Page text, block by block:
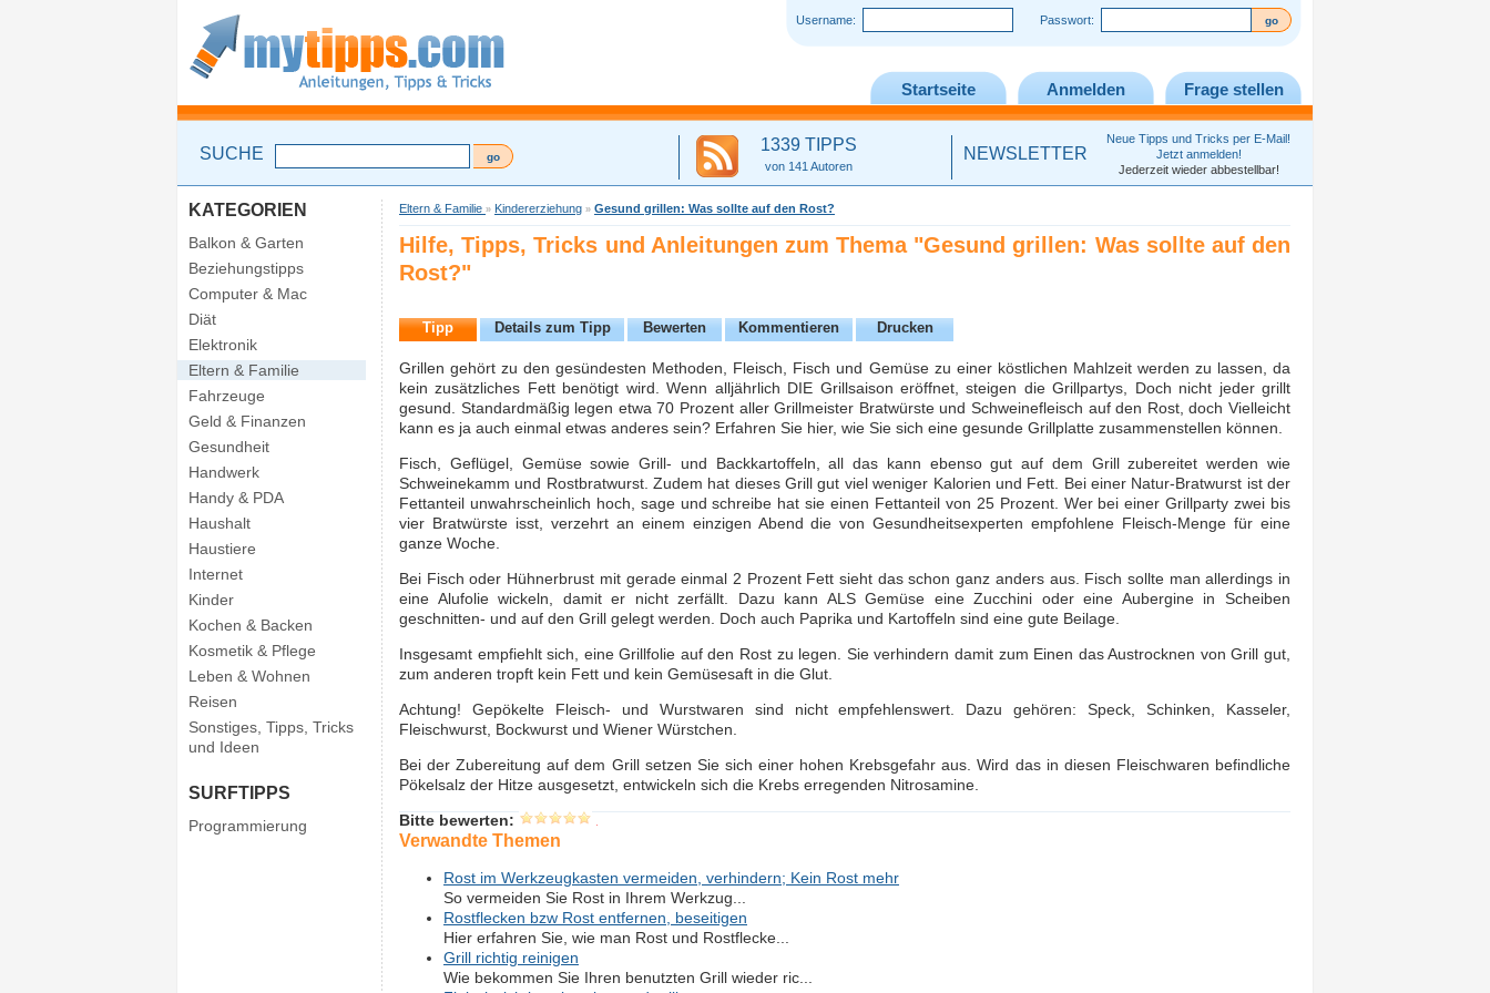
Username: Passwort:
Startseite Anmelden Frage stellen
SUCHE 1339 TIPPS
von 141 Autoren
NEWSLETTER
Neue Tipps und Tricks per E-Mail!
Jetzt anmelden!
Jederzeit wieder abbestellbar!
Eltern & Familie » Kindererziehung » Gesund grillen: Was sollte auf den Rost?
Hilfe, Tipps, Tricks und Anleitungen zum Thema "Gesund grillen: Was sollte auf den
Rost?"
Tipp Details zum Tipp Bewerten Kommentieren Drucken
Grillen gehört zu den gesündesten Methoden, Fleisch, Fisch und Gemüse zu einer köstlichen Mahlzeit werden zu lassen, da
kein zusätzliches Fett benötigt wird. Wenn alljährlich DIE Grillsaison eröffnet, steigen die Grillpartys, Doch nicht jeder grillt
gesund. Standardmäßig legen etwa 70 Prozent aller Grillmeister Bratwürste und Schweinefleisch auf den Rost, doch Vielleicht
kann es ja auch einmal etwas anderes sein? Erfahren Sie hier, wie Sie sich eine gesunde Grillplatte zusammenstellen können.
Fisch, Geflügel, Gemüse sowie Grill- und Backkartoffeln, all das kann ebenso gut auf dem Grill zubereitet werden wie
Schweinekamm und Rostbratwurst. Zudem hat dieses Grill gut viel weniger Kalorien und Fett. Bei einer Natur-Bratwurst ist der
Fettanteil unwahrscheinlich hoch, sage und schreibe hat sie einen Fettanteil von 25 Prozent. Wer bei einer Grillparty zwei bis
vier Bratwürste isst, verzehrt an einem einzigen Abend die von Gesundheitsexperten empfohlene Fleisch-Menge für eine
ganze Woche.
Bei Fisch oder Hühnerbrust mit gerade einmal 2 Prozent Fett sieht das schon ganz anders aus. Fisch sollte man allerdings in
eine Alufolie wickeln, damit er nicht zerfällt. Dazu kann ALS Gemüse eine Zucchini oder eine Aubergine in Scheiben
geschnitten- und auf den Grill gelegt werden. Doch auch Paprika und Kartoffeln sind eine gute Beilage.
Insgesamt empfiehlt sich, eine Grillfolie auf den Rost zu legen. Sie verhindern damit zum Einen das Austrocknen von Grill gut,
zum anderen tropft kein Fett und kein Gemüsesaft in die Glut.
Achtung! Gepökelte Fleisch- und Wurstwaren sind nicht empfehlenswert. Dazu gehören: Speck, Schinken, Kasseler,
Fleischwurst, Bockwurst und Wiener Würstchen.
Bei der Zubereitung auf dem Grill setzen Sie sich einer hohen Krebsgefahr aus. Wird das in diesen Fleischwaren befindliche
Pökelsalz der Hitze ausgesetzt, entwickeln sich die Krebs erregenden Nitrosamine.
Bitte bewerten:
Verwandte Themen
Rost im Werkzeugkasten vermeiden, verhindern; Kein Rost mehr
So vermeiden Sie Rost in Ihrem Werkzug...
Rostflecken bzw Rost entfernen, beseitigen
Hier erfahren Sie, wie man Rost und Rostflecke...
Grill richtig reinigen
Wie bekommen Sie Ihren benutzten Grill wieder ric...
KATEGORIEN
Balkon & Garten
Beziehungstipps
Computer & Mac
Diät
Elektronik
Eltern & Familie
Fahrzeuge
Geld & Finanzen
Gesundheit
Handwerk
Handy & PDA
Haushalt
Haustiere
Internet
Kinder
Kochen & Backen
Kosmetik & Pflege
Leben & Wohnen
Reisen
Sonstiges, Tipps, Tricks
und Ideen
SURFTIPPS
Programmierung